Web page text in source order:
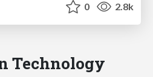
0 2.8k
Technology